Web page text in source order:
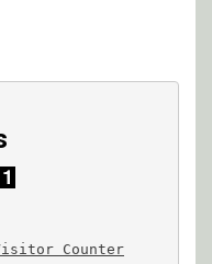
Visitor Counter